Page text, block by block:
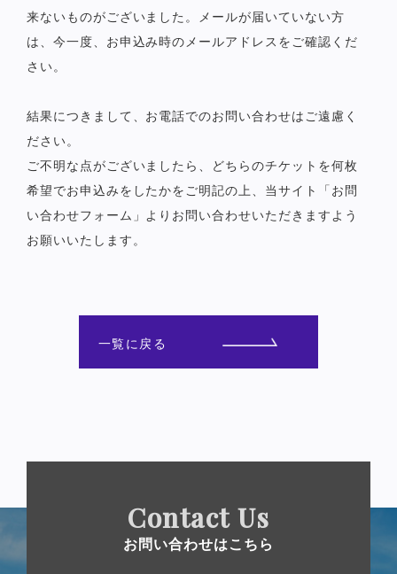
来ないものがございました。メールが届いていない方
は、今一度、お申込み時のメールアドレスをご確認くだ
さい。
結果につきまして、お電話でのお問い合わせはご遠慮く
ださい。
ご不明な点がございましたら、どちらのチケットを何枚
希望でお申込みをしたかをご明記の上、当サイト「お問
い合わせフォーム」よりお問い合わせいただきますよう
お願いいたします。
一覧に戻る
Contact Us
お問い合わせはこちら